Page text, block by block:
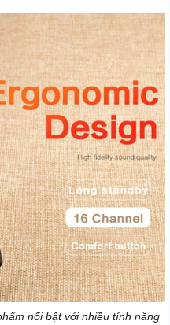
nổi bật với nhiều tính năng